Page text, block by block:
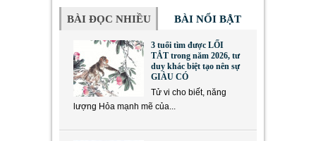
BÀI ĐỌC NHIỀU BÀI NỔI BẬT
3 tuổi tìm được LỐI
TẮT trong năm 2026, tư
duy khác biệt tạo nên sự
GIÀU CÓ
Tử vi cho biết, năng
lượng Hỏa mạnh mẽ của...